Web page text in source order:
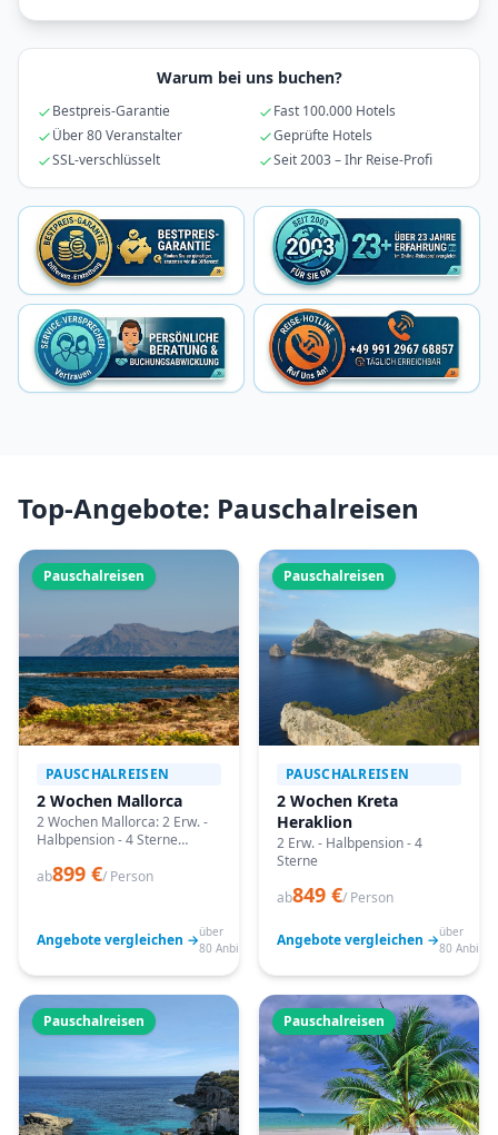
Warum bei uns buchen?
Bestpreis-Garantie
Fast 100.000 Hotels
Über 80 Veranstalter
Geprüfte Hotels
SSL-verschlüsselt
Seit 2003 – Ihr Reise-Profi
Top-Angebote: Pauschalreisen
Pauschalreisen
PAUSCHALREISEN
2 Wochen Mallorca
2 Wochen Mallorca: 2 Erw. -
Halbpension - 4 Sterne
passende Termine prüfen
ab899 €/ Person
Angebote vergleichen →über
80 Anbieter
Pauschalreisen
PAUSCHALREISEN
2 Wochen Kreta
Heraklion
2 Erw. - Halbpension - 4
Sterne
ab849 €/ Person
Angebote vergleichen →über
80
Pauschalreisen Pauschalreisen